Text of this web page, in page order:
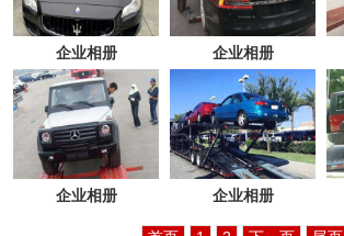
企业相册 企业相册
企业相册 企业相册